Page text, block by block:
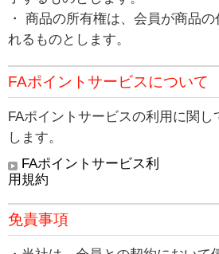
・ 商品の所有権は、会員が商品
れるものとします。
FAポイントサービスについて
FAポイントサービスの利用に関
します。
FAポイントサービス利
用規約
免責事項